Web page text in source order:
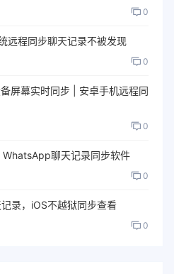
0
远程同步聊天记录不被发现
0
屏幕实时同步 | 安卓手机远程同
0
聊天记录同步软件
0
录，iOS不越狱同步查看
0